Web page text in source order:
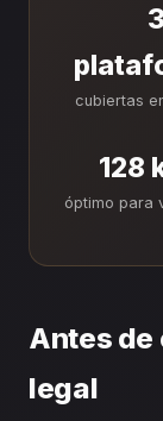
3
cubiertas
128
óptimo para
Antes de
legal